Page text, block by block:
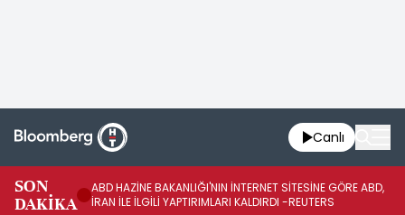
Canlı
SON
DAKİKA
ABD HAZİNE BAKANLIĞI'NIN İNTERNET SİTESİNE GÖRE ABD,
İRAN İLE İLGİLİ YAPTIRIMLARI KALDIRDI -REUTERS